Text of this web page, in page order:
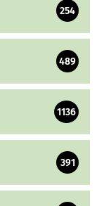
254
489
1136
391